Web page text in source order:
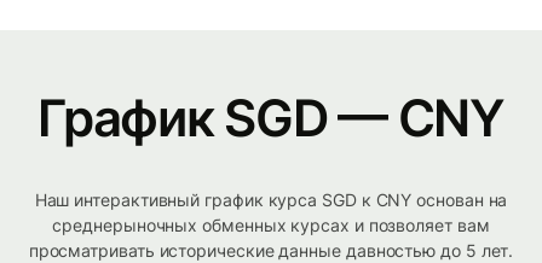
График SGD — CNY
Наш интерактивный график курса SGD к CNY основан на
среднерыночных обменных курсах и позволяет вам
просматривать исторические данные давностью до 5 лет.